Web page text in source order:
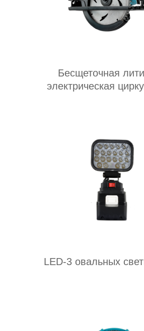
Бесщеточная
электрическая
LED-3 овальных